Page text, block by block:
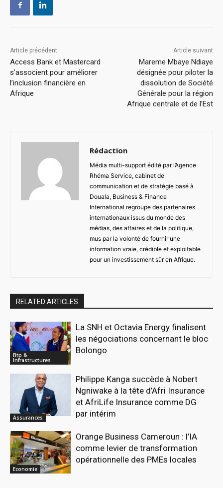
Article précédent
Access Bank et Mastercard
s’associent pour améliorer
l’inclusion financière en
Afrique
Article suivant
Mareme Mbaye Ndiaye
désignée pour piloter la
dissolution de Société
Générale pour la région
Afrique centrale et de l’Est
Rédaction
Média multi-support édité par l’Agence
Rhéma Service, cabinet de
communication et de stratégie basé à
Douala, Business & Finance
International regroupe des partenaires
internationaux issus du monde des
médias, des affaires et de la politique,
mus par la volonté de fournir une
information vraie, crédible et exploitable
pour un investissement sûr en Afrique.
RELATED ARTICLES
Btp &
Infrastructures
La SNH et Octavia Energy finalisent
les négociations concernant le bloc
Bolongo
Assurances
Philippe Kanga succède à Nobert
Ngniwake à la tête d’Afri Insurance
et AfriLife Insurance comme DG
par intérim
Economie
Orange Business Cameroun : l’IA
comme levier de transformation
opérationnelle des PMEs locales